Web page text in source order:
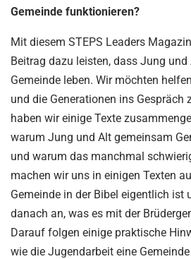
Gemeinde funktionieren?
Mit diesem STEPS Leaders
Beitrag dazu leisten, dass Jung
Gemeinde leben. Wir möchten
und die Generationen ins Gespräch
haben wir einige Texte
warum Jung und Alt gemeinsam
und warum das manchmal
machen wir uns in einigen Texten
Gemeinde in der Bibel eigentlich ist
danach an, was es mit der
Darauf folgen einige praktische
wie die Jugendarbeit eine